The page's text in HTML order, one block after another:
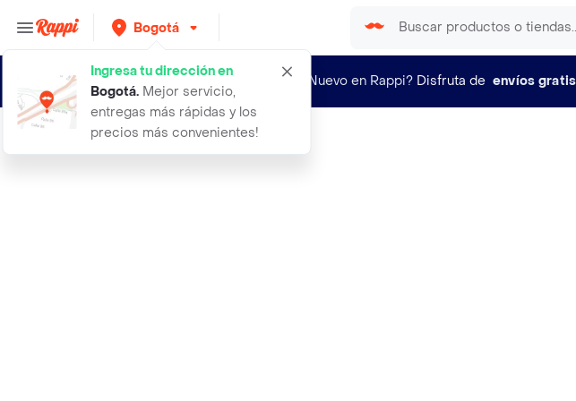
Bogotá
Ingresa tu dirección en
Bogotá. Mejor servicio,
entregas más rápidas y los
precios más convenientes!
¿Nuevo en Rappi? Disfruta de envíos
a los perros buenos no les pasan co